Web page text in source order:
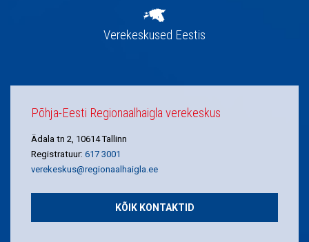
Verekeskused Eestis
Põhja-Eesti Regionaalhaigla verekeskus
Ädala tn 2, 10614 Tallinn
Registratuur: 617 3001
verekeskus@regionaalhaigla.ee
KÕIK KONTAKTID